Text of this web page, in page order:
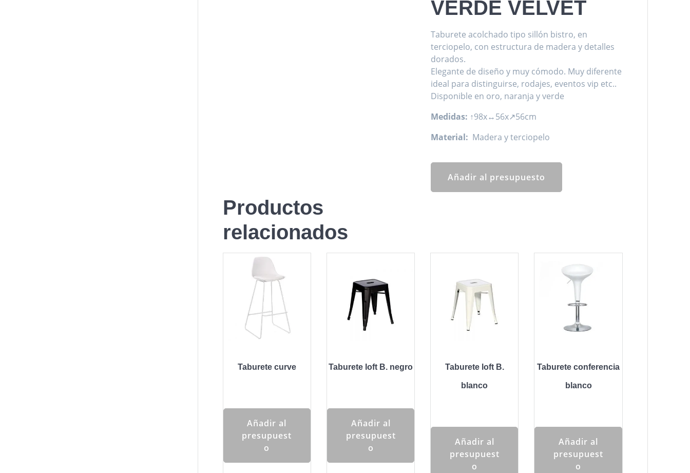
VERDE VELVET
Taburete acolchado tipo sillón bistro, en
terciopelo, con estructura de madera y detalles
dorados.
Elegante de diseño y muy cómodo. Muy diferente
ideal para distinguirse, rodajes, eventos vip etc..
Disponible en oro, naranja y verde
Medidas: ↑98x↔56x↗56cm
Material: Madera y terciopelo
Añadir al presupuesto
Productos
relacionados
Taburete curve
Añadir al
presupuest
o
Taburete loft B. negro
Añadir al
presupuest
o
Taburete loft B.
blanco
Añadir al
presupuest
o
Taburete conferencia
blanco
Añadir al
presupuest
o